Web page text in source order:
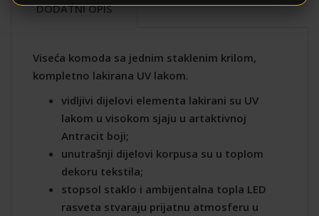
DODATNI OPIS
Viseća komoda sa jednim staklenim krilom,
kompletno lakirana UV lakom.
vidljivi dijelovi elementa lakirani su UV
lakom u visokom sjaju u artaktivnoj
Antracit boji;
unutrašnji dijelovi korpusa su u toplom
dekoru tekstila;
stopsol staklo i ambijentalna topla LED
rasveta stvaraju prijatnu atmosferu u